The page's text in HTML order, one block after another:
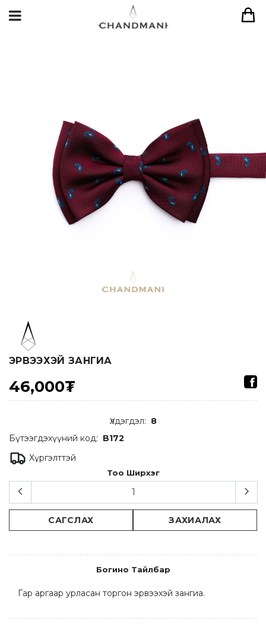
ЭРВЭЭХЭЙ ЗАНГИА
46,000₮
Үлдэгдэл: 8
Бүтээгдэхүүний код: B172
Хүргэлттэй
Тоо Ширхэг
САГСЛАХ ЗАХИАЛАХ
Богино Тайлбар
Гар аргаар урласан торгон эрвээхэй зангиа.